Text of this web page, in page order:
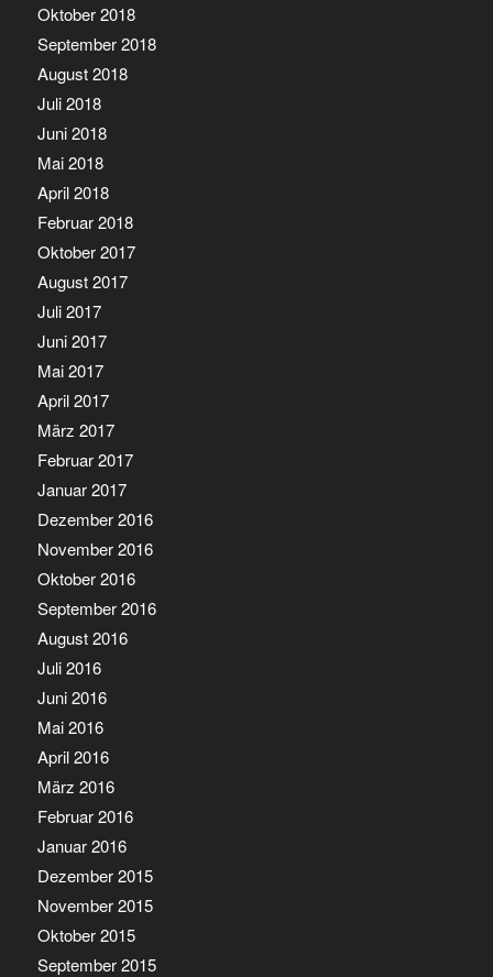
Oktober 2018
September 2018
August 2018
Juli 2018
Juni 2018
Mai 2018
April 2018
Februar 2018
Oktober 2017
August 2017
Juli 2017
Juni 2017
Mai 2017
April 2017
März 2017
Februar 2017
Januar 2017
Dezember 2016
November 2016
Oktober 2016
September 2016
August 2016
Juli 2016
Juni 2016
Mai 2016
April 2016
März 2016
Februar 2016
Januar 2016
Dezember 2015
November 2015
Oktober 2015
September 2015